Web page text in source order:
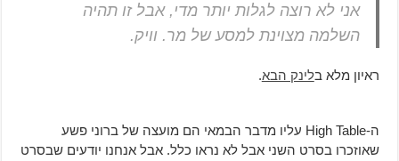
אני לא רוצה לגלות יותר מדי, אבל זו תהיה
השלמה מצוינת למסע של מר. וויק.
ראיון מלא בלינק הבא.
ה-High Table עליו מדבר הבמאי הם מועצה של ברוני פשע
שאוזכרו בסרט השני אבל לא נראו כלל. אבל אנחנו יודעים שבסרט